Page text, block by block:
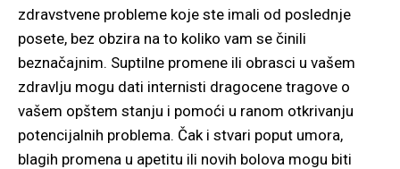
zdravstvene probleme koje ste imali od poslednje
posete, bez obzira na to koliko vam se činili
beznačajnim. Suptilne promene ili obrasci u vašem
zdravlju mogu dati internisti dragocene tragove o
vašem opštem stanju i pomoći u ranom otkrivanju
potencijalnih problema. Čak i stvari poput umora,
blagih promena u apetitu ili novih bolova mogu biti